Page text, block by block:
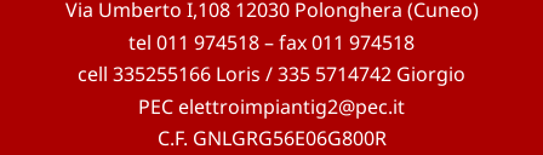
Via Umberto I,108 12030 Polonghera (Cuneo)
tel 011 974518 – fax 011 974518
cell 335255166 Loris / 335 5714742 Giorgio
PEC elettroimpiantig2@pec.it
C.F. GNLGRG56E06G800R